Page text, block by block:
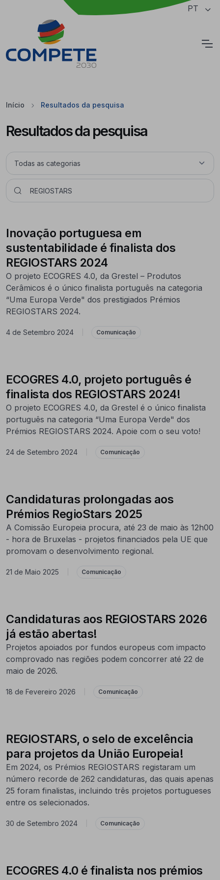
Saltar para o conteúdo principal da página PT
Início Resultados da pesquisa
Resultados da pesquisa
Inovação portuguesa em
sustentabilidade é finalista dos
REGIOSTARS 2024
O projeto ECOGRES 4.0, da Grestel – Produtos
Cerâmicos é o único finalista português na categoria
“Uma Europa Verde" dos prestigiados Prémios
REGIOSTARS 2024.
4 de Setembro 2024 Comunicação
ECOGRES 4.0, projeto português é
finalista dos REGIOSTARS 2024!
O projeto ECOGRES 4.0, da Grestel é o único finalista
português na categoria “Uma Europa Verde" dos
Prémios REGIOSTARS 2024. Apoie com o seu voto!
24 de Setembro 2024 Comunicação
Candidaturas prolongadas aos
Prémios RegioStars 2025
A Comissão Europeia procura, até 23 de maio às 12h00
- hora de Bruxelas - projetos financiados pela UE que
promovam o desenvolvimento regional.
21 de Maio 2025 Comunicação
Candidaturas aos REGIOSTARS 2026
já estão abertas!
Projetos apoiados por fundos europeus com impacto
comprovado nas regiões podem concorrer até 22 de
maio de 2026.
18 de Fevereiro 2026 Comunicação
REGIOSTARS, o selo de excelência
para projetos da União Europeia!
Em 2024, os Prémios REGIOSTARS registaram um
número recorde de 262 candidaturas, das quais apenas
25 foram finalistas, incluindo três projetos portugueses
entre os selecionados.
30 de Setembro 2024 Comunicação
ECOGRES 4.0 é finalista nos prémios